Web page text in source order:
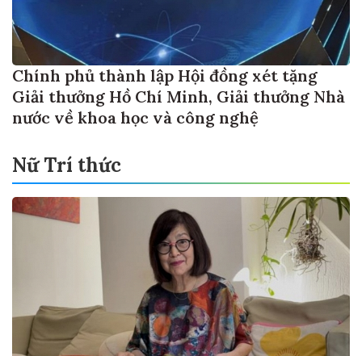
Chính phủ thành lập Hội đồng xét tặng
Giải thưởng Hồ Chí Minh, Giải thưởng Nhà
nước về khoa học và công nghệ
Nữ Trí thức